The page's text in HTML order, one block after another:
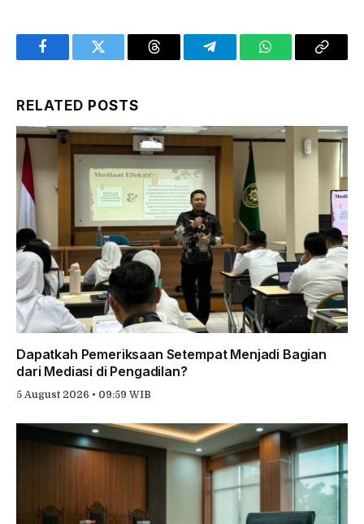
FacebookTwitter Threads TelegramWhatsAppCopy
RELATED POSTS
Dapatkah Pemeriksaan Setempat Menjadi Bagian
dari Mediasi di Pengadilan?
5 August 2026 • 09:59 WIB